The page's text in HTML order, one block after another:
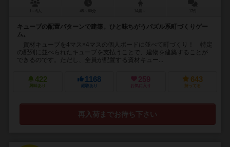
キューブの配置パターンで建築。ひと味ちがうパズル系町づくりゲー
ム。
資材キューブを4マス×4マスの個人ボードに並べて町づくり！ 特定
の配列に並べられたキューブを支払うことで、建物を建築することが
できるのです。ただし、全員が配置する資材キュー...
422
興味あり
1168
経験あり
259
お気に入り
643
持ってる
再入荷までお待ち下さい